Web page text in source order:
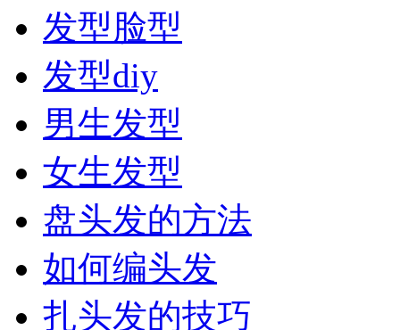
发型脸型
发型diy
男生发型
女生发型
盘头发的方法
如何编头发
扎头发的技巧